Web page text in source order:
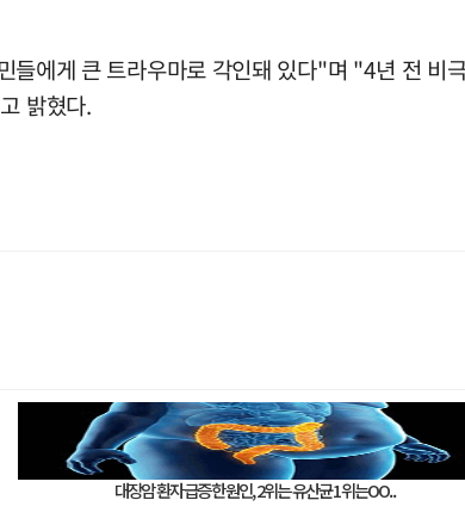
에게 큰 트라우마로 각인돼 있다"며 "4년 전 비
밝혔다.